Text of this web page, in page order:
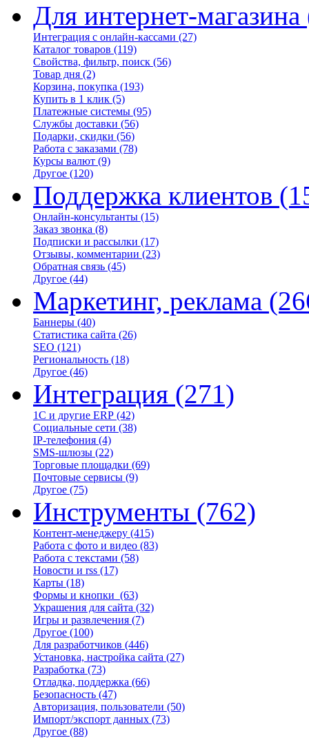
Для интернет-магазина
Интеграция с онлайн-кассами (27)
Каталог товаров (119)
Свойства, фильтр, поиск (56)
Товар дня (2)
Корзина, покупка (193)
Купить в 1 клик (5)
Платежные системы (95)
Службы доставки (56)
Подарки, скидки (56)
Работа с заказами (78)
Курсы валют (9)
Другое (120)
Поддержка клиентов
Онлайн-консультанты (15)
Заказ звонка (8)
Подписки и рассылки (17)
Отзывы, комментарии (23)
Обратная связь (45)
Другое (44)
Маркетинг, реклама
Баннеры (40)
Статистика сайта (26)
SEO (121)
Региональность (18)
Другое (46)
Интеграция (271)
1С и другие ERP (42)
Социальные сети (38)
IP-телефония (4)
SMS-шлюзы (22)
Торговые площадки (69)
Почтовые сервисы (9)
Другое (75)
Инструменты (762)
Контент-менеджеру (415)
Работа с фото и видео (83)
Работа с текстами (58)
Новости и rss (17)
Карты (18)
Формы и кнопки (63)
Украшения для сайта (32)
Игры и развлечения (7)
Другое (100)
Для разработчиков (446)
Установка, настройка сайта (27)
Разработка (73)
Отладка, поддержка (66)
Безопасность (47)
Авторизация, пользователи (50)
Импорт/экспорт данных (73)
Другое (88)